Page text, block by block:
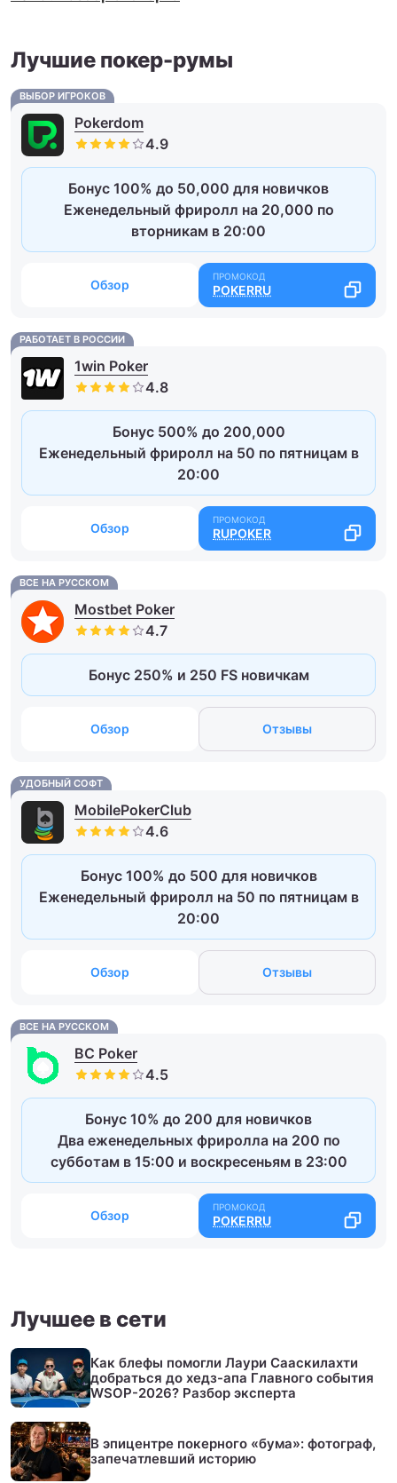
Лучшие покер-румы
ВЫБОР ИГРОКОВ
Pokerdom
Бонус 100% до 50,000 для новичков
Еженедельный фриролл на 20,000 по
вторникам в 20:00
Обзор POKERRU
РАБОТАЕТ В РОССИИ
1win Poker
Бонус 500% до 200,000
Еженедельный фриролл на 50 по пятницам в
20:00
Обзор RUPOKER
ВСЕ НА РУССКОМ
Mostbet Poker
Бонус 250% и 250 FS новичкам
Обзор Отзывы
УДОБНЫЙ СОФТ
MobilePokerClub
Бонус 100% до 500 для новичков
Еженедельный фриролл на 50 по пятницам в
20:00
Обзор Отзывы
ВСЕ НА РУССКОМ
BC Poker
Бонус 10% до 200 для новичков
Два еженедельных фриролла на 200 по
субботам в 15:00 и воскресеньям в 23:00
Обзор POKERRU
Лучшее в сети
Как блефы помогли Лаури Сааскилахти
добраться до хедз-апа Главного события
WSOP-2026? Разбор эксперта
В эпицентре покерного «бума»: фотограф,
запечатлевший историю